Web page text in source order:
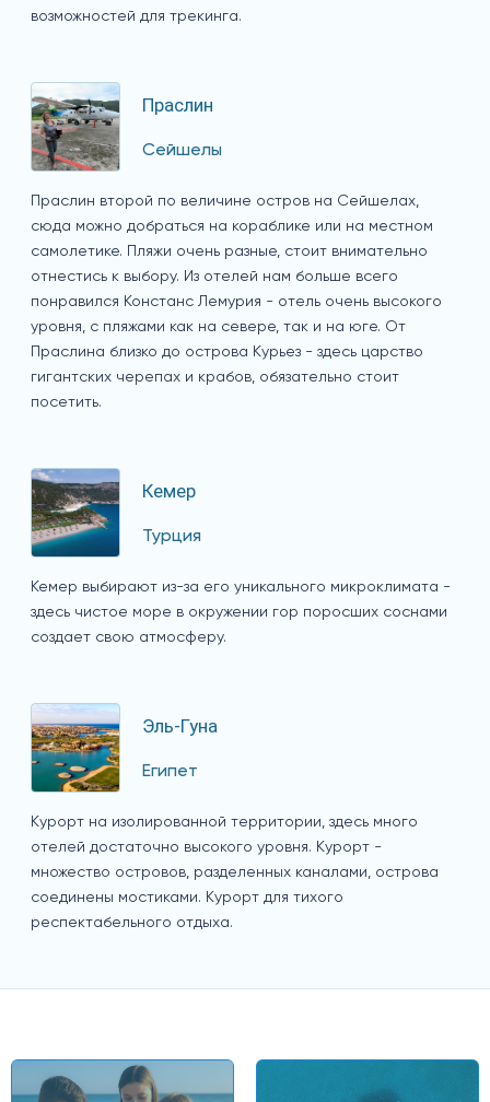
возможностей для трекинга.
Праслин
Сейшелы
Праслин второй по величине остров на Сейшелах,
сюда можно добраться на кораблике или на местном
самолетике. Пляжи очень разные, стоит внимательно
отнестись к выбору. Из отелей нам больше всего
понравился Констанс Лемурия - отель очень высокого
уровня, с пляжами как на севере, так и на юге. От
Праслина близко до острова Курьез - здесь царство
гигантских черепах и крабов, обязательно стоит
посетить.
Кемер
Турция
Кемер выбирают из-за его уникального микроклимата -
здесь чистое море в окружении гор поросших соснами
создает свою атмосферу.
Эль-Гуна
Египет
Курорт на изолированной территории, здесь много
отелей достаточно высокого уровня. Курорт -
множество островов, разделенных каналами, острова
соединены мостиками. Курорт для тихого
респектабельного отдыха.